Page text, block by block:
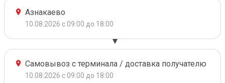
Азнакаево
10.08.2026 с 09:00 до 18:00
Самовывоз с терминала / доставка получателю
10.08.2026 с 09:00 до 18:00